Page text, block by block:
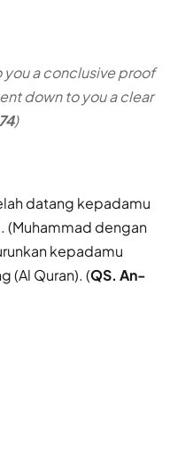
you a conclusive proof
down to you a clear
)
datang kepadamu
(Muhammad dengan
kepadamu
(Al Quran). (QS. An-